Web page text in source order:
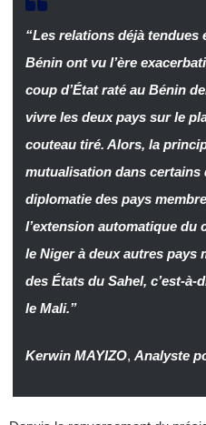
“Les relations déjà tendues
Bénin ont vu l’ère
coup d’État raté au Bénin
vivre les deux pays sur le
couteau tiré. Alors, la
mutualisation dans certains
diplomatie des pays
l’extension automatique du
le Niger à deux autres pays
des États du Sahel, c’est-à-
le Mali.”
Kerwin MAYIZO, Analyste